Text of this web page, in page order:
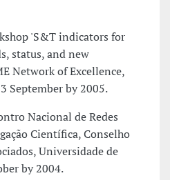
'S&T indicators for
status, and new
Network of Excellence,
September by 2005.
Nacional de Redes
Científica, Conselho
Universidade de
by 2004.